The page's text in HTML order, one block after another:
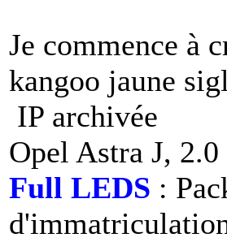
Je commence à
kangoo jaune
IP archivée
Opel Astra J,
Full LEDS :